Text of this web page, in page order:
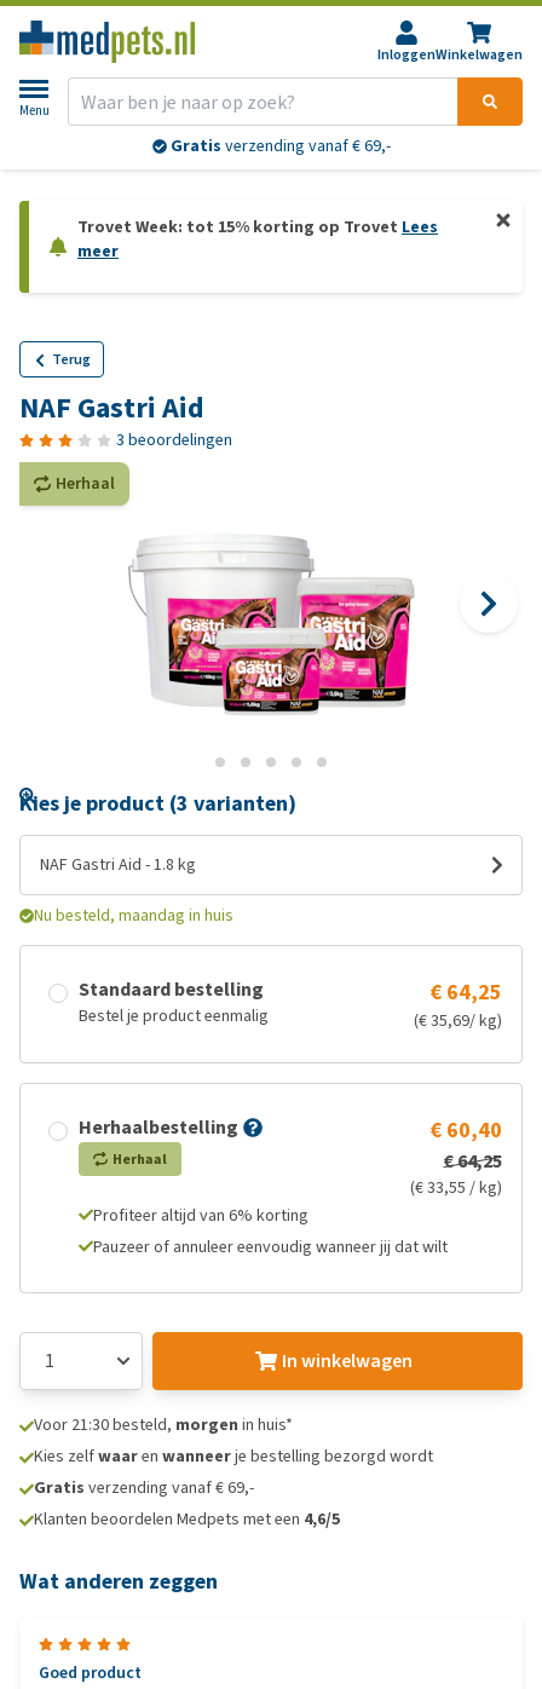
InloggenWinkelwagen
Menu
Gratis verzending vanaf € 69,-
Trovet Week: tot 15% korting op Trovet Lees
meer
Terug
NAF Gastri Aid
3 beoordelingen
Herhaal
Kies je product (3 varianten)
NAF Gastri Aid - 1.8 kg
Nu besteld, maandag in huis
Standaard bestelling
Bestel je product eenmalig
€ 64,25
(€ 35,69/ kg)
Herhaalbestelling
Herhaal
€ 60,40
€ 64,25
(€ 33,55 / kg)
Profiteer altijd van 6% korting
Pauzeer of annuleer eenvoudig wanneer jij dat wilt
In winkelwagen
Voor 21:30 besteld, morgen in huis*
Kies zelfwaaren wanneerje bestelling bezorgd wordt
Gratis verzending vanaf € 69,-
Klanten beoordelen Medpets met een 4,6/5
Wat anderen zeggen
Goed product